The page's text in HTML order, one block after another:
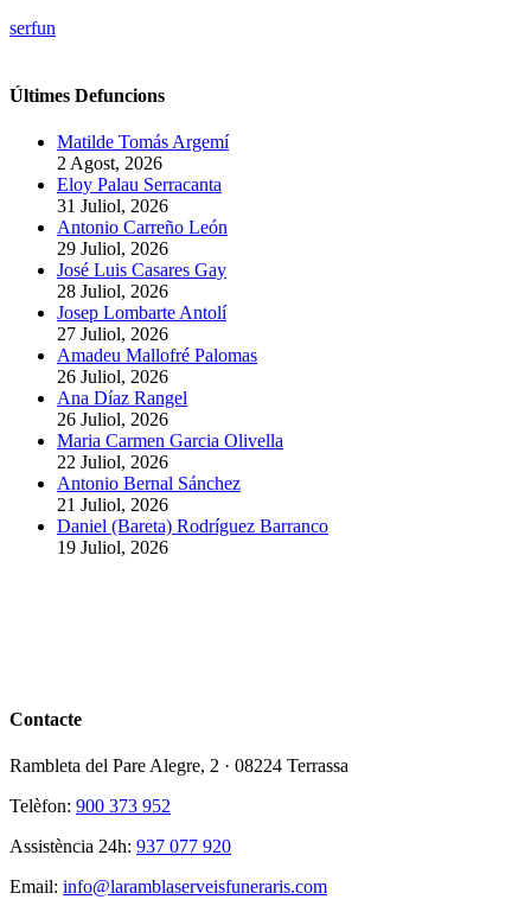
serfun
Últimes Defuncions
Matilde Tomás Argemí
2 Agost, 2026
Eloy Palau Serracanta
31 Juliol, 2026
Antonio Carreño León
29 Juliol, 2026
José Luis Casares Gay
28 Juliol, 2026
Josep Lombarte Antolí
27 Juliol, 2026
Amadeu Mallofré Palomas
26 Juliol, 2026
Ana Díaz Rangel
26 Juliol, 2026
Maria Carmen Garcia Olivella
22 Juliol, 2026
Antonio Bernal Sánchez
21 Juliol, 2026
Daniel (Bareta) Rodríguez Barranco
19 Juliol, 2026
Contacte
Rambleta del Pare Alegre, 2 · 08224 Terrassa
Telèfon: 900 373 952
Assistència 24h: 937 077 920
Email: info@laramblaserveisfuneraris.com